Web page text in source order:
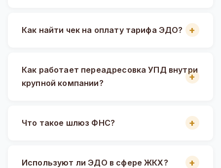
Как найти чек на оплату тарифа ЭДО?
Как работает переадресовка УПД внутри
крупной компании?
Что такое шлюз ФНС?
Используют ли ЭДО в сфере ЖКХ?